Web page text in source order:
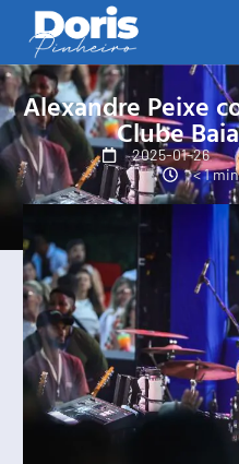
Alexandre Peixe
Clube
2025-01-26
< 1